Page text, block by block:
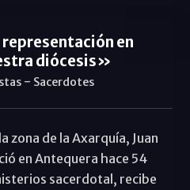
en
diócesis»
- Sacerdotes
zona de la Axarquía, Juan
en Antequera hace 54
sacerdotal, recibe